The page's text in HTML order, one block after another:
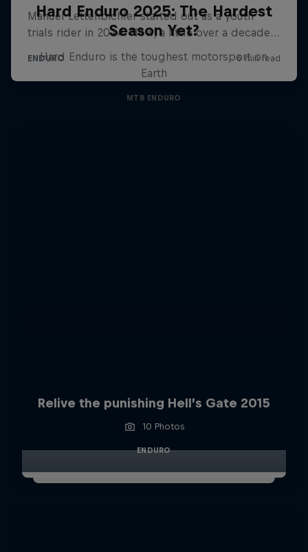
Hard Enduro 2025: The Hardest
Season Yet?
Hard Enduro is the toughest motorsport on
Earth
MTB ENDURO
Relive the punishing Hell’s Gate 2015
10 Photos
ENDURO